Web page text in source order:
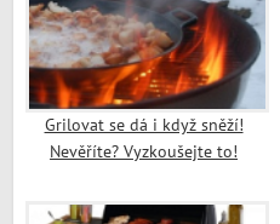
Grilovat se dá i když sněží!
Nevěříte? Vyzkoušejte to!